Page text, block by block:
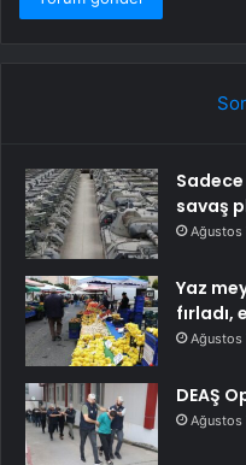
savaş
Ağustos
Yaz
fırladı,
Ağustos
DEAŞ
Ağustos